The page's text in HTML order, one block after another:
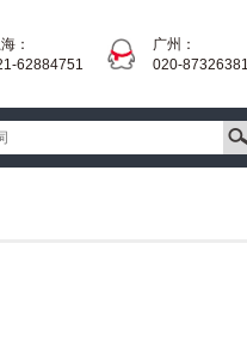
海：
62884751
广州：
020-87326381